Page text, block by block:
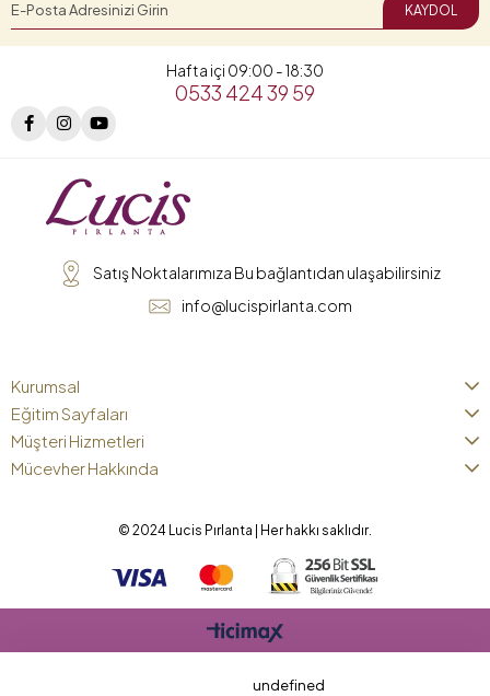
KAYDOL
Hafta içi 09:00 - 18:30
0533 424 39 59
Satış Noktalarımıza Bu bağlantıdan ulaşabilirsiniz
info@lucispirlanta.com
Kurumsal
Eğitim Sayfaları
Müşteri Hizmetleri
Mücevher Hakkında
© 2024 Lucis Pırlanta | Her hakkı saklıdır.
undefined